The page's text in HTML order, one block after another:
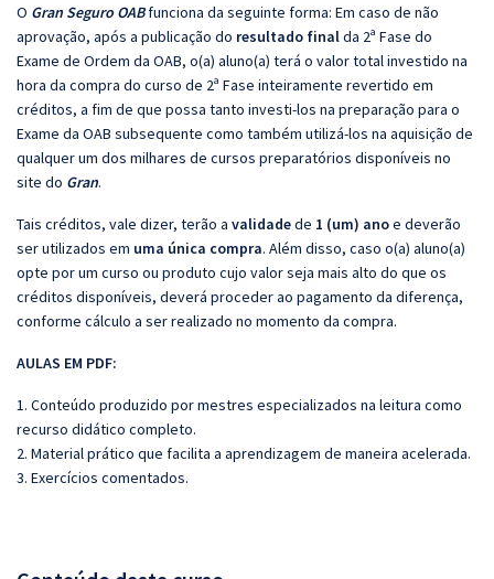
O Gran Seguro OABfunciona da seguinte forma: Em caso de não
aprovação, após a publicação do resultado finalda 2ª Fase do
Exame de Ordem da OAB, o(a) aluno(a) terá o valor total investido na
hora da compra do curso de 2ª Fase inteiramente revertido em
créditos, a fim de que possa tanto investi-los na preparação para o
Exame da OAB subsequente como também utilizá-los na aquisição de
qualquer um dos milhares de cursos preparatórios disponíveis no
site do Gran.
Tais créditos, vale dizer, terão a validadede 1 (um) anoe deverão
ser utilizados em uma única compra. Além disso, caso o(a) aluno(a)
opte por um curso ou produto cujo valor seja mais alto do que os
créditos disponíveis, deverá proceder ao pagamento da diferença,
conforme cálculo a ser realizado no momento da compra.
AULAS EM PDF:
1. Conteúdo produzido por mestres especializados na leitura como
recurso didático completo.
2. Material prático que facilita a aprendizagem de maneira acelerada.
3. Exercícios comentados.